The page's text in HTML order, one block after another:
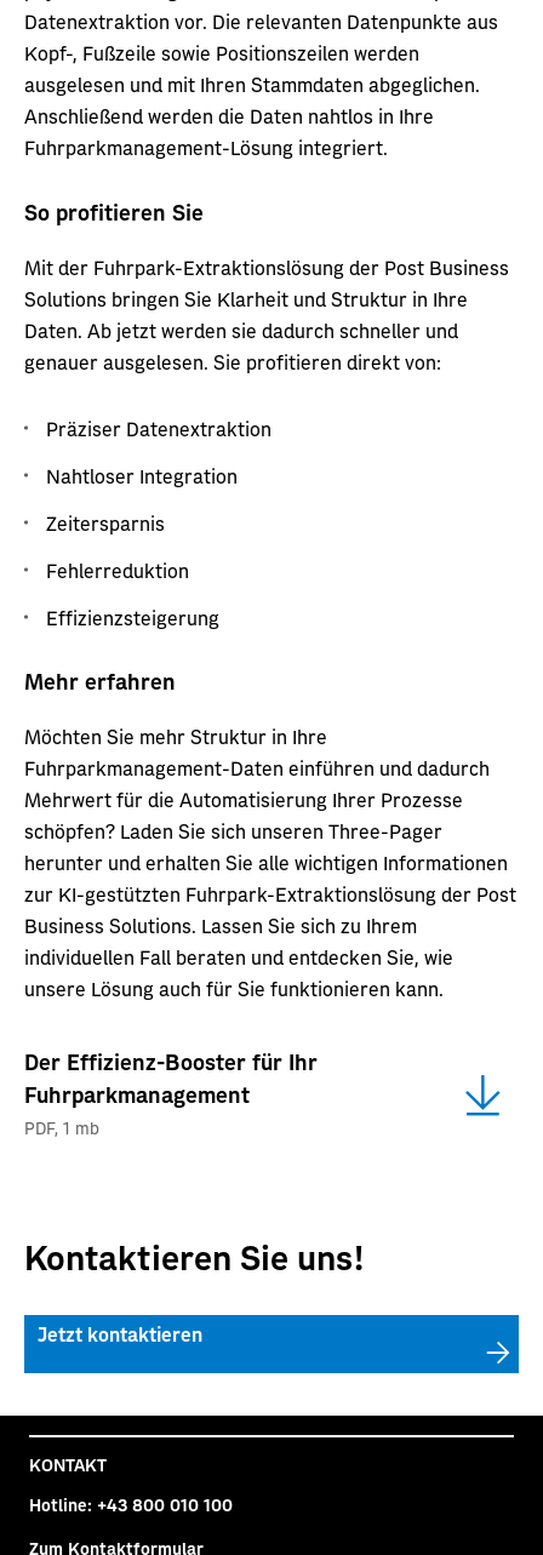
Datenextraktion vor. Die relevanten Datenpunkte aus
Kopf-, Fußzeile sowie Positionszeilen werden
ausgelesen und mit Ihren Stammdaten abgeglichen.
Anschließend werden die Daten nahtlos in Ihre
Fuhrparkmanagement-Lösung integriert.
So profitieren Sie
Mit der Fuhrpark-Extraktionslösung der Post Business
Solutions bringen Sie Klarheit und Struktur in Ihre
Daten. Ab jetzt werden sie dadurch schneller und
genauer ausgelesen. Sie profitieren direkt von:
Präziser Datenextraktion
Nahtloser Integration
Zeitersparnis
Fehlerreduktion
Effizienzsteigerung
Mehr erfahren
Möchten Sie mehr Struktur in Ihre
Fuhrparkmanagement-Daten einführen und dadurch
Mehrwert für die Automatisierung Ihrer Prozesse
schöpfen? Laden Sie sich unseren Three-Pager
herunter und erhalten Sie alle wichtigen Informationen
zur KI-gestützten Fuhrpark-Extraktionslösung der Post
Business Solutions. Lassen Sie sich zu Ihrem
individuellen Fall beraten und entdecken Sie, wie
unsere Lösung auch für Sie funktionieren kann.
Der Effizienz-Booster für Ihr
Fuhrparkmanagement
PDF, 1 mb
Kontaktieren Sie uns!
Jetzt kontaktieren
KONTAKT
Hotline: +43 800 010 100
Zum Kontaktformular